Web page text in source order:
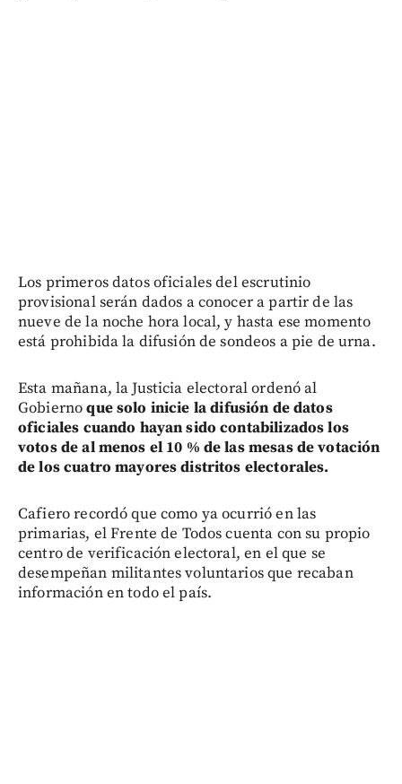
Los primeros datos oficiales del escrutinio
provisional serán dados a conocer a partir de las
nueve de la noche hora local, y hasta ese momento
está prohibida la difusión de sondeos a pie de urna.
Esta mañana, la Justicia electoral ordenó al
Gobiernoque solo inicie la difusión de datos
oficiales cuando hayan sido contabilizados los
votos de al menos el 10 % de las mesas de votación
de los cuatro mayores distritos electorales.
Cafiero recordó que como ya ocurrió en las
primarias, el Frente de Todos cuenta con su propio
centro de verificación electoral, en el que se
desempeñan militantes voluntarios que recaban
información en todo el país.